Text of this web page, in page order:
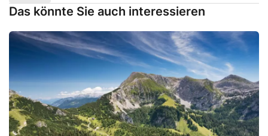
Das könnte Sie auch interessieren